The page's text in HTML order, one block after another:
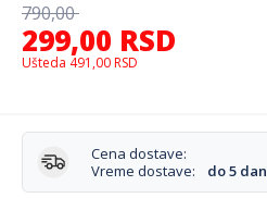
299,00 RSD
790,00
Ušteda 491,00 RSD
Cena dostave:
Vreme dostave:
do 5